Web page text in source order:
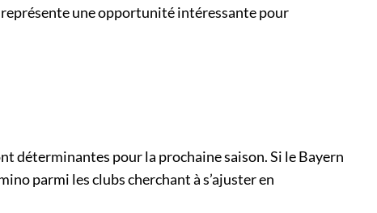
une opportunité intéressante pour
déterminantes pour la prochaine saison. Si le Bayern
parmi les clubs cherchant à s’ajuster en